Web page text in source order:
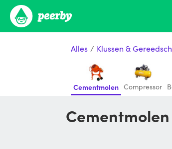
Alles / Klussen &
Cementmolen Compressor